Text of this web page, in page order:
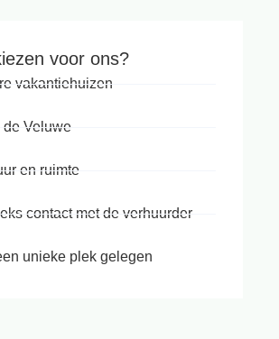
voor ons?
vakantiehuizen
Veluwe
en ruimte
contact met de verhuurder
unieke plek gelegen